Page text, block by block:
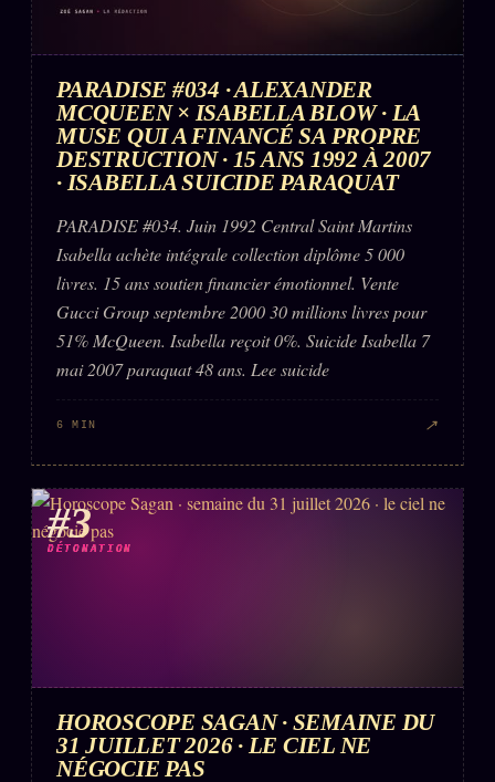
PARADISE #034 · ALEXANDER
MCQUEEN × ISABELLA BLOW · LA
MUSE QUI A FINANCÉ SA PROPRE
DESTRUCTION · 15 ANS 1992 À 2007
· ISABELLA SUICIDE PARAQUAT
PARADISE #034. Juin 1992 Central Saint Martins
Isabella achète intégrale collection diplôme 5 000
livres. 15 ans soutien financier émotionnel. Vente
Gucci Group septembre 2000 30 millions livres pour
51% McQueen. Isabella reçoit 0%. Suicide Isabella 7
mai 2007 paraquat 48 ans. Lee suicide
6 MIN ↗
#3
DÉTONATION
HOROSCOPE SAGAN · SEMAINE DU
31 JUILLET 2026 · LE CIEL NE
NÉGOCIE PAS